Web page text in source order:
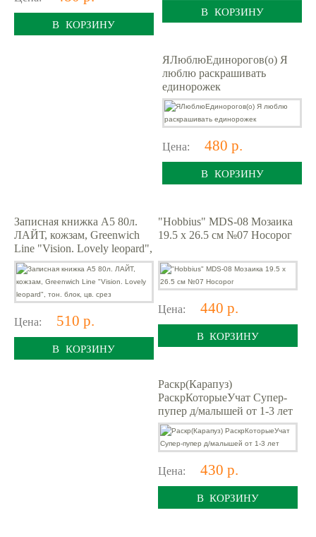
В КОРЗИНУ
В КОРЗИНУ
ЯЛюблюЕдинорогов(о) Я
люблю раскрашивать
единорожек
Цена: 480 р.
В КОРЗИНУ
Записная книжка А5 80л.
ЛАЙТ, кожзам, Greenwich
Line "Vision. Lovely leopard",
тон. блок, цв. срез
Цена: 510 р.
В КОРЗИНУ
"Hobbius" MDS-08 Мозаика
19.5 x 26.5 см №07 Носорог
Цена: 440 р.
В КОРЗИНУ
Раскр(Карапуз)
РаскрКоторыеУчат Супер-
пупер д/малышей от 1-3 лет
Цена: 430 р.
В КОРЗИНУ